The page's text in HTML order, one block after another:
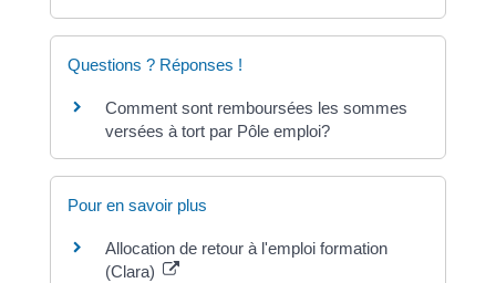
Questions ? Réponses !
Comment sont remboursées les sommes
versées à tort par Pôle emploi?
Pour en savoir plus
Allocation de retour à l'emploi formation
(Clara)